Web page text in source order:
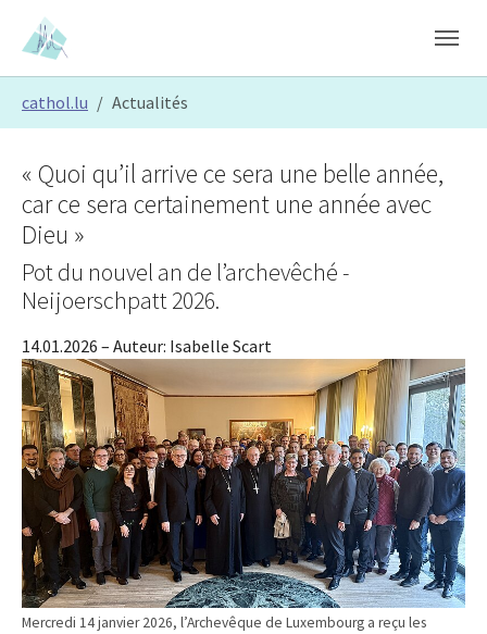
Skip to main content
Skip to page footer
cathol.lu Actualités
Mercredi 14 janvier 2026, l’Archevêque de Luxembourg a reçu les
« Quoi qu’il arrive ce sera une belle année,
car ce sera certainement une année avec
Dieu »
Pot du nouvel an de l’archevêché -
Neijoerschpatt 2026.
14.01.2026 – Auteur: Isabelle Scart